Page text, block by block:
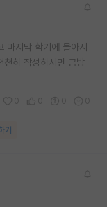
마지막 학기에 몰아서
천히 작성하시면 금방
기